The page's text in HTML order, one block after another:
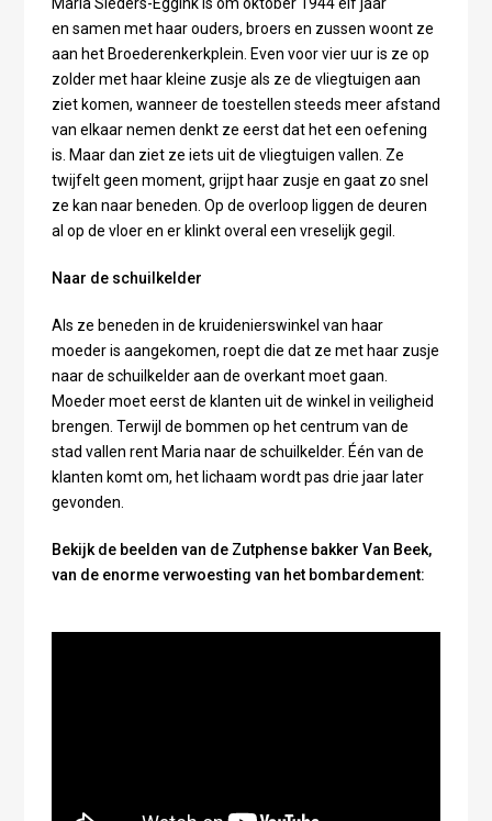
en samen met haar ouders, broers en zussen woont ze
aan het Broederenkerkplein. Even voor vier uur is ze op
zolder met haar kleine zusje als ze de vliegtuigen aan
ziet komen, wanneer de toestellen steeds meer afstand
van elkaar nemen denkt ze eerst dat het een oefening
is. Maar dan ziet ze iets uit de vliegtuigen vallen. Ze
twijfelt geen moment, grijpt haar zusje en gaat zo snel
ze kan naar beneden. Op de overloop liggen de deuren
al op de vloer en er klinkt overal een vreselijk gegil.
Naar de schuilkelder
Als ze beneden in de kruidenierswinkel van haar
moeder is aangekomen, roept die dat ze met haar zusje
naar de schuilkelder aan de overkant moet gaan.
Moeder moet eerst de klanten uit de winkel in veiligheid
brengen. Terwijl de bommen op het centrum van de
stad vallen rent Maria naar de schuilkelder. Één van de
klanten komt om, het lichaam wordt pas drie jaar later
gevonden.
Bekijk de beelden van de Zutphense bakker Van Beek,
van de enorme verwoesting van het bombardement: